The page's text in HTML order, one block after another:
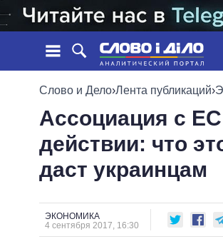
НОВОСТИ
ЛЕНТА
СОБЫТИЯ
СТАТЬИ
МНЕНИЯ
ОБЗОРЫ
ДАЙДЖЕСТЫ
МИР
ОБЕЩАНИЯ
ПОЛИТИКИ
ВСЕ ПОЛИТИКИ
ПРЕЗИДЕНТ И ОФИС
ВЕРХОВНАЯ РАДА
ИНФОГРАФИКА
ВИДЕО
Слово и Дело›Лента публикаций›
Ассоциация с
действии: что
даст украинцам
ЭКОНОМИКА
4 сентября 2017, 16:30